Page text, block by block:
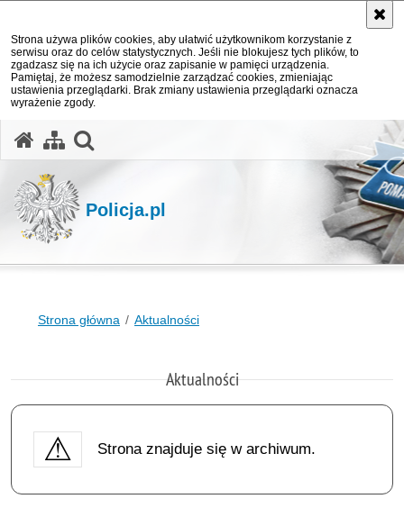
Strona używa plików cookies, aby ułatwić użytkownikom korzystanie z
serwisu oraz do celów statystycznych. Jeśli nie blokujesz tych plików, to
zgadzasz się na ich użycie oraz zapisanie w pamięci urządzenia.
Pamiętaj, że możesz samodzielnie zarządzać cookies, zmieniając
ustawienia przeglądarki. Brak zmiany ustawienia przeglądarki oznacza
wyrażenie zgody.
Policja.pl
Strona główna Aktualności
Aktualności
Strona znajduje się w archiwum.